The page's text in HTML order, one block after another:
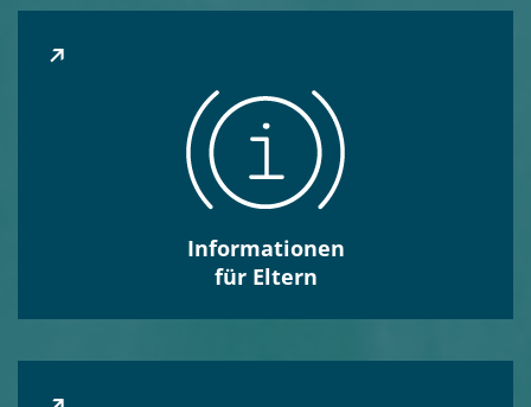
Informationen
für Eltern